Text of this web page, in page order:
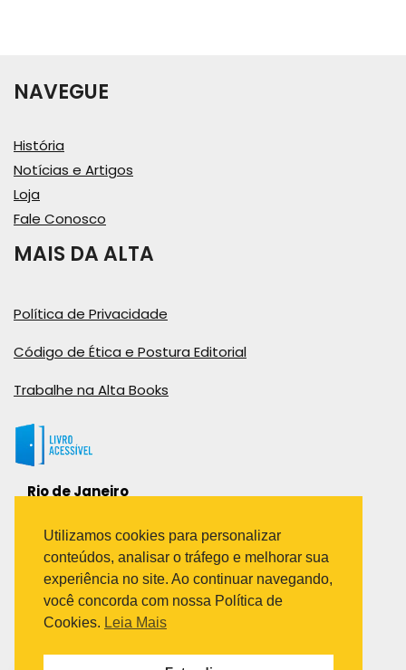
NAVEGUE
História
Notícias e Artigos
Loja
Fale Conosco
MAIS DA ALTA
Política de Privacidade
Código de Ética e Postura Editorial
Trabalhe na Alta Books
Rio de Janeiro
Bairro Industrial do Jacaré
Rio de Janeiro – RJ – CEP: 20970-031
Telefone:
(21) 3278-8069
(21) 3995-7512
Utilizamos cookies para personalizar
conteúdos, analisar o tráfego e melhorar sua
experiência no site. Ao continuar navegando,
você concorda com nossa Política de
Cookies. Leia Mais